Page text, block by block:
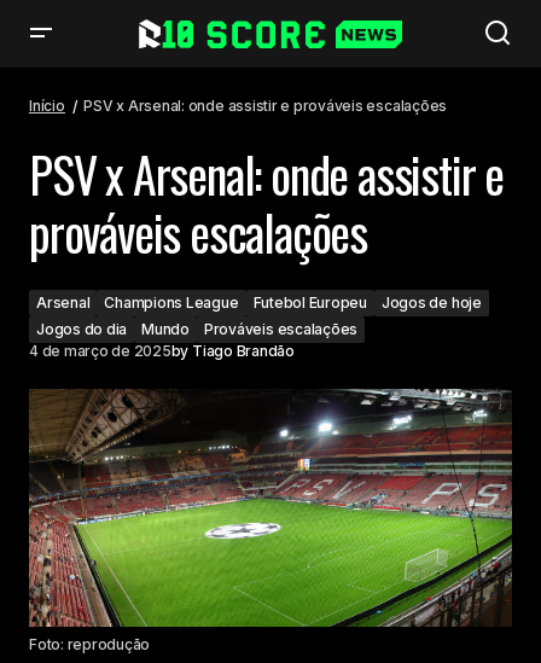
Início PSV x Arsenal: onde assistir e prováveis escalações
PSV x Arsenal: onde assistir e
prováveis escalações
Arsenal Champions League Futebol Europeu
Jogos de hoje
Jogos do dia
Mundo
Prováveis escalações
4 de março de 2025by Tiago Brandão
Foto: reprodução